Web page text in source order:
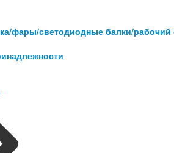
фары/светодиодные балки/рабочий